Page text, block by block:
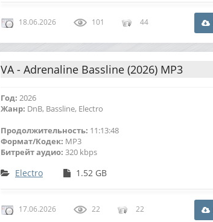
18.06.2026 101 44
VA - Adrenaline Bassline (2026) MP3
Год: 2026
Жанр: DnB, Bassline, Electro
Продолжительность: 11:13:48
Формат/Кодек: MP3
Битрейт аудио: 320 kbps
Electro 1.52 GB
17.06.2026 22 22